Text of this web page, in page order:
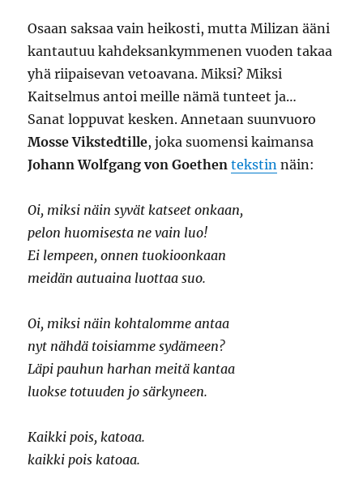
Osaan saksaa vain heikosti, mutta Milizan ääni
kantautuu kahdeksankymmenen vuoden takaa
yhä riipaisevan vetoavana. Miksi? Miksi
Kaitselmus antoi meille nämä tunteet ja…
Sanat loppuvat kesken. Annetaan suunvuoro
Mosse Vikstedtille, joka suomensi kaimansa
Johann Wolfgang von Goethen tekstin näin:
Oi, miksi näin syvät katseet onkaan,
pelon huomisesta ne vain luo!
Ei lempeen, onnen tuokioonkaan
meidän autuaina luottaa suo.
Oi, miksi näin kohtalomme antaa
nyt nähdä toisiamme sydämeen?
Läpi pauhun harhan meitä kantaa
luokse totuuden jo särkyneen.
Kaikki pois, katoaa.
kaikki pois katoaa.